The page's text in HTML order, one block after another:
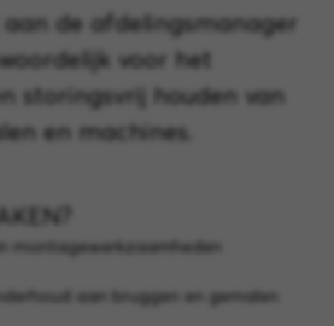
de afdelingsmanager
voor het
storingsvrij houden van
en machines.
montagewerkzaamheden
aan bruggen en gemalen